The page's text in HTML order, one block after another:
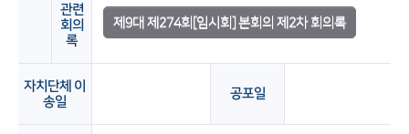
관련
회의
록
제9대 제274회[임시회] 본회의 제2차 회의록
자치단체 이
송일
공포일